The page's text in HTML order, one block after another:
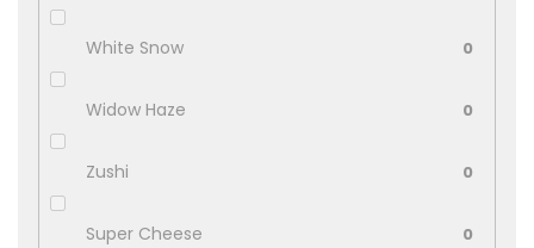
White Snow 0
Widow Haze 0
Zushi 0
Super Cheese 0